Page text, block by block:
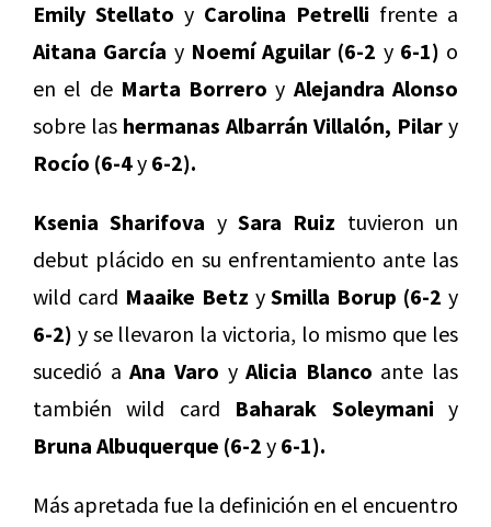
Emily Stellato y Carolina Petrelli frente a
Aitana García y Noemí Aguilar (6-2 y 6-1) o
en el de Marta Borrero y Alejandra Alonso
sobre las hermanas Albarrán Villalón, Pilar y
Rocío (6-4y 6-2).
Ksenia Sharifova ySara Ruiz tuvieron un
debut plácido en su enfrentamiento ante las
wild card Maaike Betz ySmilla Borup (6-2 y
6-2) y se llevaron la victoria, lo mismo que les
sucedió aAna Varo yAlicia Blanco ante las
también wild card Baharak Soleymani y
Bruna Albuquerque (6-2 y 6-1).
Más apretada fue la definición en el encuentro